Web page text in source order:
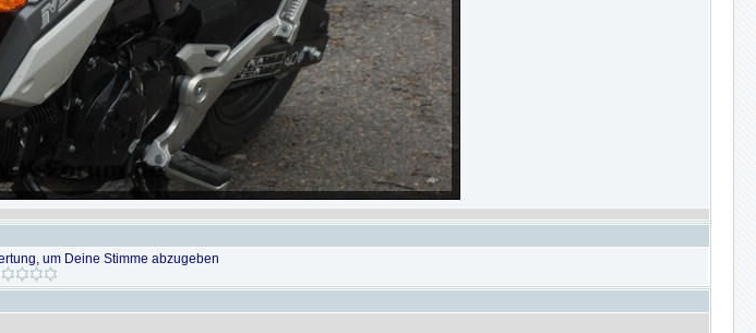
um Deine Stimme abzugeben